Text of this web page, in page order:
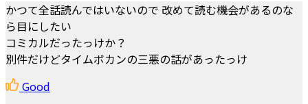
かつて全話読んではいないので 改めて読む機会があるのな
ら目にしたい
コミカルだったっけか？
別件だけどタイムボカンの三悪の話があったっけ
Good